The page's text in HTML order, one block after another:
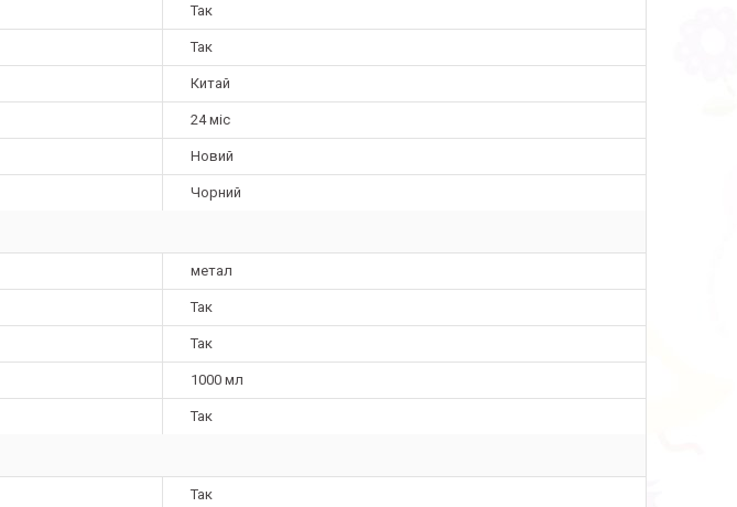
Так
Так
Китай
24 міс
Новий
Чорний
метал
Так
Так
1000 мл
Так
Так